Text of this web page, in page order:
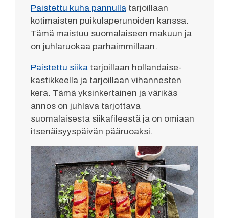
Paistettu kuha pannulla tarjoillaan
kotimaisten puikulaperunoiden kanssa.
Tämä maistuu suomalaiseen makuun ja
on juhlaruokaa parhaimmillaan.
Paistettu siika tarjoillaan hollandaise-
kastikkeella ja tarjoillaan vihannesten
kera. Tämä yksinkertainen ja värikäs
annos on juhlava tarjottava
suomalaisesta siikafileestä ja on omiaan
itsenäisyyspäivän pääruoaksi.